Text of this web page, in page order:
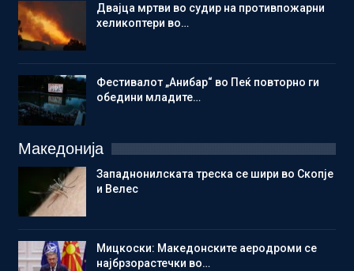
Двајца мртви во судир на противпожарни
хеликоптери во…
Фестивалот „Анибар“ во Пеќ повторно ги
обедини младите…
Македонија
Западнонилската треска се шири во Скопје
и Велес
Мицкоски: Македонските аеродроми се
најбрзорастечки во…